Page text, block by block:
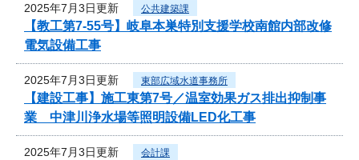
2025年7月3日更新 公共建築課
【教工第7-55号】岐阜本巣特別支援学校南館内部改修
電気設備工事
2025年7月3日更新 東部広域水道事務所
【建設工事】施工東第7号／温室効果ガス排出抑制事
業 中津川浄水場等照明設備LED化工事
2025年7月3日更新 会計課